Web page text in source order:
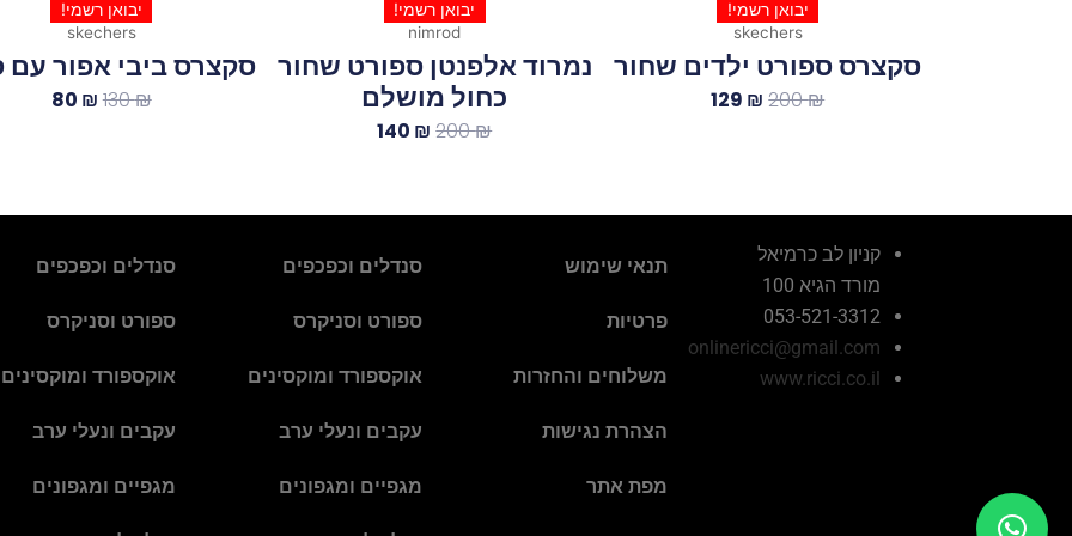
יבואן רשמי!
skechers
סקצרס ספורט ילדים שחור
200₪
129 ₪
יבואן רשמי!
nimrod
נמרוד אלפנטן ספורט שחור
כחול מושלם
200₪
140 ₪
יבואן רשמי!
skechers
סקצרס ביבי אפור עם
130₪
80 ₪
קניון לב כרמיאל
מורד הגיא 100
053-521-3312
onlinericci@gmail.com
www.ricci.co.il
תנאי שימוש
פרטיות
משלוחים והחזרות
הצהרת נגישות
מפת אתר
סנדלים וכפכפים
ספורט וסניקרס
אוקספורד ומוקסינים
עקבים ונעלי ערב
מגפיים ומגפונים
סנדלים וכפכפים
ספורט וסניקרס
אוקספורד ומוקסינים
עקבים ונעלי ערב
מגפיים ומגפונים